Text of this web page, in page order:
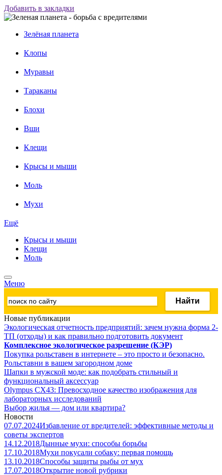
Добавить в закладки
Зелёная планета
Клопы
Муравьи
Тараканы
Блохи
Вши
Клещи
Крысы и мыши
Моль
Мухи
Ещё
Крысы и мыши
Клещи
Моль
Меню
Новые публикации
Экологическая отчетность предприятий: зачем нужна форма 2-
ТП (отходы) и как правильно подготовить документ
Комплексное экологическое разрешение (КЭР)
Покупка рольставен в интернете – это просто и безопасно.
Рольставни в вашем загородном доме
Шапки в мужской моде: как подобрать стильный и
функциональный аксессуар
Olympus CX43: Превосходное качество изображения для
лабораторных исследований
Выбор жилья — дом или квартира?
Новости
07.07.2024Избавление от вредителей: эффективные методы и
советы экспертов
14.12.2018Дынные мухи: способы борьбы
17.10.2018Мухи покусали собаку: первая помощь
13.10.2018Способы защиты рыбы от мух
17.07.2018Открытие новой рубрики